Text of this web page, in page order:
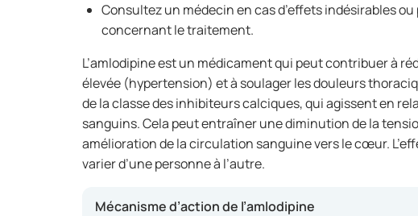
Consultez un médecin en cas d’effets indésirables
concernant le traitement.
L’amlodipine est un médicament qui peut contribuer à
élevée (hypertension) et à soulager les douleurs
de la classe des inhibiteurs calciques, qui agissent en
sanguins. Cela peut entraîner une diminution de la
amélioration de la circulation sanguine vers le cœur.
varier d’une personne à l’autre.
Mécanisme d’action de l’amlodipine